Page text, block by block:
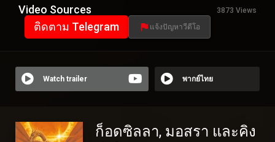
Video Sources 3873 Views
ติดตาม Telegram แจ้งปัญหาวีดีโอ
Watch trailer พากย์ไทย
ก็อดซิลลา, มอสรา และคิง